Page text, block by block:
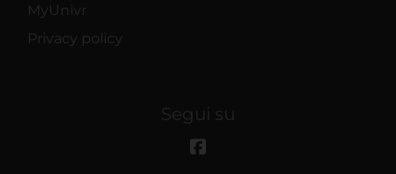
MyUnivr
Privacy policy
Segui su